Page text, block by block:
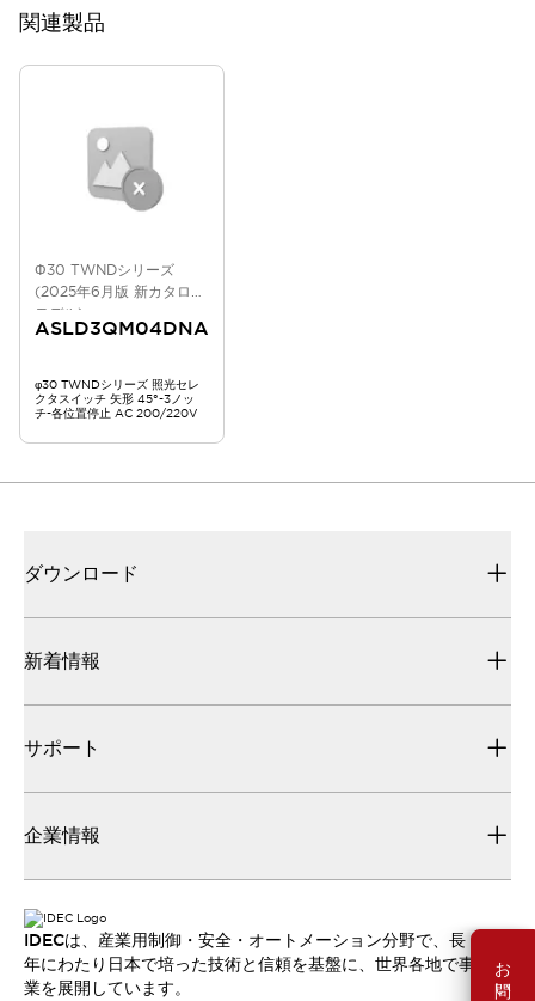
関連製品
Φ30 TWNDシリーズ
(2025年6月版 新カタログ
モデル)
ASLD3QM04DNA
φ30 TWNDシリーズ 照光セレ
クタスイッチ 矢形 45°-3ノッ
チ-各位置停止 AC 200/220V
ダウンロード
新着情報
サポート
企業情報
IDECは、産業用制御・安全・オートメーション分野で、長
年にわたり日本で培った技術と信頼を基盤に、世界各地で事
業を展開しています。